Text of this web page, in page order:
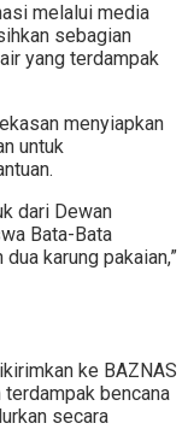
melalui media
sebagian
yang terdampak
menyiapkan
untuk
dari Dewan
Bata-Bata
karung pakaian,”
ke BAZNAS
bencana
secara